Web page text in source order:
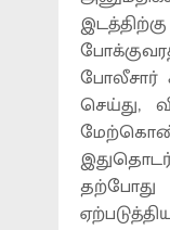
போலீசார்
செய்து,
தற்போது